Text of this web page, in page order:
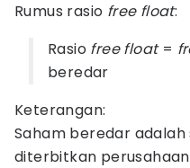
Rumus rasio free float:
Rasio free float=
beredar
Keterangan:
Saham beredar
diterbitkan